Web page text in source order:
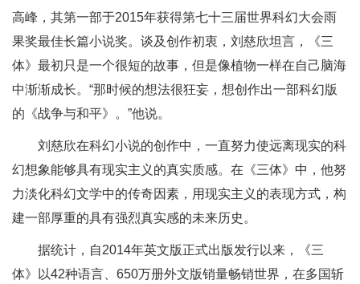
高峰，其第一部于2015年获得第七十三届世界科幻大会雨
果奖最佳长篇小说奖。谈及创作初衷，刘慈欣坦言，《三
体》最初只是一个很短的故事，但是像植物一样在自己脑海
中渐渐成长。“那时候的想法很狂妄，想创作出一部科幻版
的《战争与和平》。”他说。
刘慈欣在科幻小说的创作中，一直努力使远离现实的科
幻想象能够具有现实主义的真实质感。在《三体》中，他努
力淡化科幻文学中的传奇因素，用现实主义的表现方式，构
建一部厚重的具有强烈真实感的未来历史。
据统计，自2014年英文版正式出版发行以来，《三
体》以42种语言、650万册外文版销量畅销世界，在多国斩